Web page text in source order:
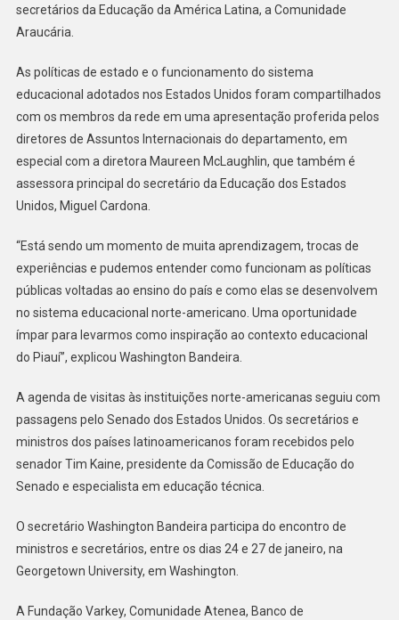
secretários da Educação da América Latina, a Comunidade
Araucária.
As políticas de estado e o funcionamento do sistema
educacional adotados nos Estados Unidos foram compartilhados
com os membros da rede em uma apresentação proferida pelos
diretores de Assuntos Internacionais do departamento, em
especial com a diretora Maureen McLaughlin, que também é
assessora principal do secretário da Educação dos Estados
Unidos, Miguel Cardona.
“Está sendo um momento de muita aprendizagem, trocas de
experiências e pudemos entender como funcionam as políticas
públicas voltadas ao ensino do país e como elas se desenvolvem
no sistema educacional norte-americano. Uma oportunidade
ímpar para levarmos como inspiração ao contexto educacional
do Piauí”, explicou Washington Bandeira.
A agenda de visitas às instituições norte-americanas seguiu com
passagens pelo Senado dos Estados Unidos. Os secretários e
ministros dos países latinoamericanos foram recebidos pelo
senador Tim Kaine, presidente da Comissão de Educação do
Senado e especialista em educação técnica.
O secretário Washington Bandeira participa do encontro de
ministros e secretários, entre os dias 24 e 27 de janeiro, na
Georgetown University, em Washington.
A Fundação Varkey, Comunidade Atenea, Banco de